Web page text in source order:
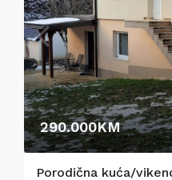
290.000KM
Porodična kuća/